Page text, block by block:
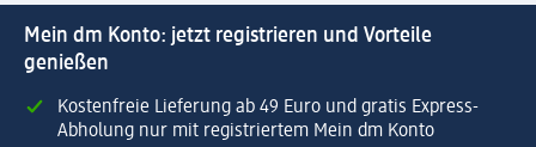
Mein dm Konto: jetzt registrieren und Vorteile
genießen
Kostenfreie Lieferung ab 49 Euro und gratis Express-
Abholung nur mit registriertem Mein dm Konto